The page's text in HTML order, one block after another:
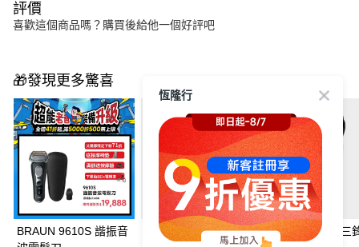
評價
喜歡這個商品嗎？購買後給他一個好評吧
🎁發現更多驚喜
BRAUN 9610S 諧振音
BRAUN 8563cc 8系列
BRAUN 310s 三鋒系
恆隆行